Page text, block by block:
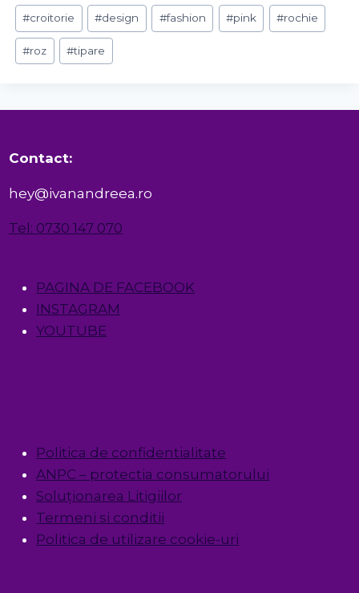
Post
Tags:
#croitorie #design #fashion #pink #rochie
#roz #tipare
Contact:
hey@ivanandreea.ro
Tel: 0730 147 070
PAGINA DE FACEBOOK
INSTAGRAM
YOUTUBE
Politica de confidentialitate
ANPC – protectia consumatorului
Soluționarea Litigiilor
Termeni si conditii
Politica de utilizare cookie-uri